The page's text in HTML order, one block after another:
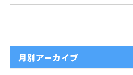
月別アーカイブ